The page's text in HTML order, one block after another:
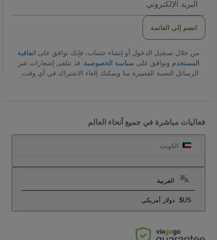
الاكتروني
انضم إلى القائمة
من خلال تسجيل الدخول أو إنشاء حساب، فإنك توافق على اتفاقية
المستخدم وتوافق على سياسة الخصوصية. قد تتلقى إشعارات عبر
الرسائل النصية القصيرة منا ويمكنك إلغاء الاشتراك في أي وقت.
فعاليات مباشرة في جميع أنحاء العالم
الكويت
العربية
US$ دولار أمريكي